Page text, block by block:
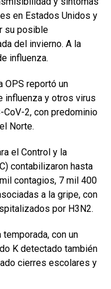
en Estados Unidos y
su posible
del invierno. A la
influenza.
OPS reportó un
influenza y otros virus
2, con predominio
Norte.
el Control y la
contabilizaron hasta
contagios, 7 mil 400
a la gripe, con
por H3N2.
temporada, con un
K detectado también
cierres escolares y